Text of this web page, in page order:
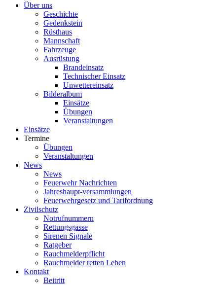
Über uns
Geschichte
Gedenkstein
Rüsthaus
Mannschaft
Fahrzeuge
Ausrüstung
Brandeinsatz
Technischer Einsatz
Unwettereinsatz
Bilderalbum
Einsätze
Übungen
Veranstaltungen
Einsätze
Termine
Übungen
Veranstaltungen
News
News
Feuerwehr Nachrichten
Jahreshaupt-versammlungen
Feuerwehrgesetz und Tarifordnung
Zivilschutz
Notrufnummern
Rettungsgasse
Sirenen Signale
Ratgeber
Rauchmelderpflicht
Rauchmelder retten Leben
Kontakt
Beitritt